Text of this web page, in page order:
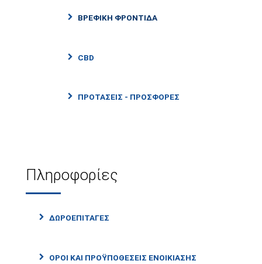
ΒΡΕΦΙΚΗ ΦΡΟΝΤΙΔΑ
CBD
ΠΡΟΤΑΣΕΙΣ - ΠΡΟΣΦΟΡΕΣ
Πληροφορίες
ΔΩΡΟΕΠΙΤΑΓΕΣ
ΟΡΟΙ ΚΑΙ ΠΡΟΫΠΟΘΕΣΕΙΣ ΕΝΟΙΚΙΑΣΗΣ